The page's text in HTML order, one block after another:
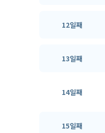
12일째
13일째
14일째
15일째